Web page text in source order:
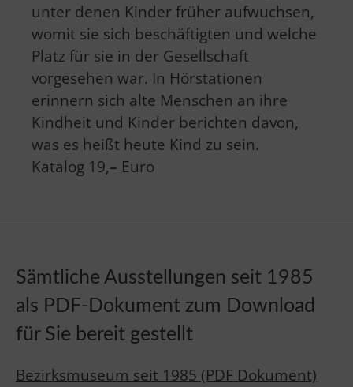
unter denen Kinder früher aufwuchsen,
womit sie sich beschäftigten und welche
Platz für sie in der Gesellschaft
vorgesehen war. In Hörstationen
erinnern sich alte Menschen an ihre
Kindheit und Kinder berichten davon,
was es heißt heute Kind zu sein.
Katalog 19,– Euro
Sämtliche Ausstellungen seit 1985
als PDF-Dokument zum Download
für Sie bereit gestellt
Bezirksmuseum seit 1985 (PDF Dokument)